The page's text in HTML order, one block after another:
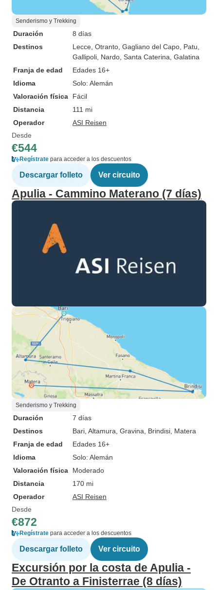
Senderismo y Trekking
Duración
8 días
Destinos
Lecce , Otranto , Gagliano del Capo , Patu
Gallipoli , Nardo , Santa Caterina , Galatina
Franja de edad
Edades 16+
Idioma
Solo: Alemán
Valoración física
Fácil
Distancia
111 mi
Operador
ASI Reisen
Desde
€544
Regístrate para acceder a los descuentos
Descargar folleto Ver circuito
Apulia - Cammino Materano (7 días)
Senderismo y Trekking
Duración
7 días
Destinos
Bari , Altamura , Gravina , Brindisi , Matera
Franja de edad
Edades 16+
Idioma
Solo: Alemán
Valoración física
Moderado
Distancia
170 mi
Operador
ASI Reisen
Desde
€872
Regístrate para acceder a los descuentos
Descargar folleto Ver circuito
Excursión por la costa de Apulia -
De Otranto a Finisterrae (8 días)